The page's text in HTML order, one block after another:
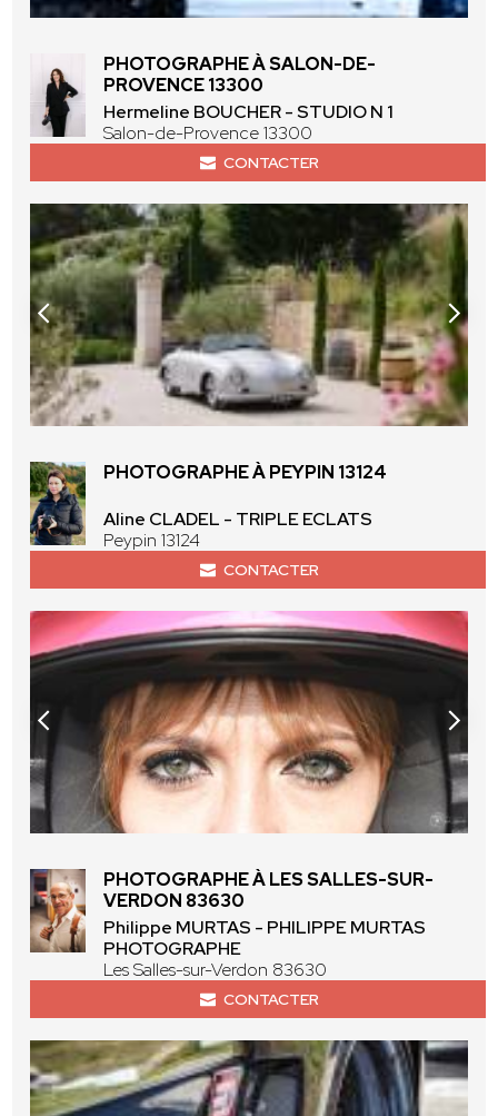
PHOTOGRAPHE À SALON-DE-
PROVENCE 13300
Hermeline BOUCHER - STUDIO N 1
Salon-de-Provence 13300
CONTACTER
PHOTOGRAPHE À PEYPIN 13124
Aline CLADEL - TRIPLE ECLATS
Peypin 13124
CONTACTER
PHOTOGRAPHE À LES SALLES-SUR-
VERDON 83630
Philippe MURTAS - PHILIPPE MURTAS
PHOTOGRAPHE
Les Salles-sur-Verdon 83630
CONTACTER